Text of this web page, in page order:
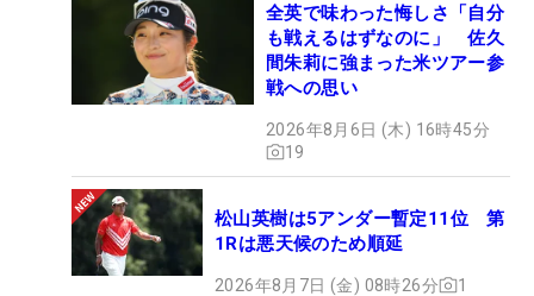
全英で味わった悔しさ「自分
も戦えるはずなのに」 佐久
間朱莉に強まった米ツアー参
戦への思い
2026年8月6日 (木) 16時45分
19
松山英樹は5アンダー暫定11位 第
1Rは悪天候のため順延
2026年8月7日 (金) 08時26分 1